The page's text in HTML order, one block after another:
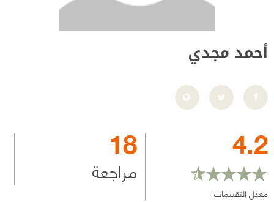
أحمد مجدي
4.2
معدل التقييمات
18
مراجعة